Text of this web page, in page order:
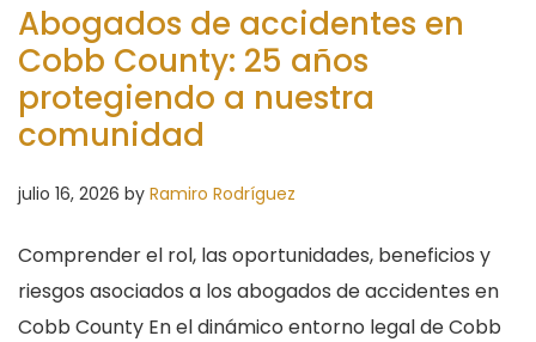
Abogados de accidentes en
Cobb County: 25 años
protegiendo a nuestra
comunidad
julio 16, 2026 by Ramiro Rodríguez
Comprender el rol, las oportunidades, beneficios y
riesgos asociados a los abogados de accidentes en
Cobb County En el dinámico entorno legal de Cobb